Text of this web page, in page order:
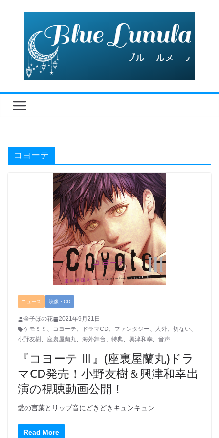
コヨーテ
ニュース 映像・CD
金子ほの花
2021年9月21日
ケモミミ 、 コヨーテ、 ドラマCD、 ファンタジー、 人外、 切ない、
小野友樹、 座裏屋蘭丸、 海外舞台、 特典、 興津和幸、 音声
『コヨーテ Ⅲ』(座裏屋蘭丸)ドラ
マCD発売！小野友樹＆興津和幸出
演の視聴動画公開！
愛の言葉とリップ音にどきどきキュンキュン
Read More